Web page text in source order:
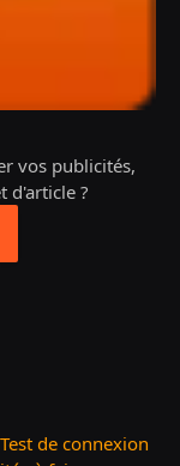
vos publicités,
d'article ?
Test de connexion